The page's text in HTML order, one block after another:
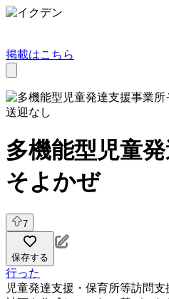
掲載はこちら
送迎なし
多機能型児童
そよかぜ
7
保存する
行った
児童発達支援・保育所等訪問